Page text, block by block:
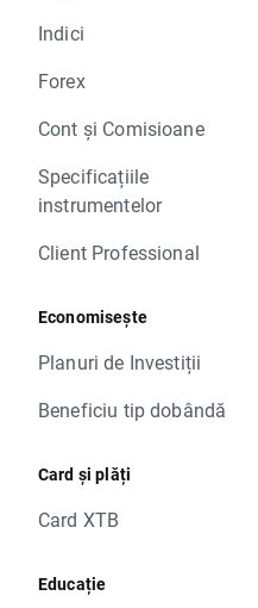
Indici
Forex
Cont și Comisioane
Specificațiile
instrumentelor
Client Professional
Economisește
Planuri de Investiții
Beneficiu tip dobândă
Card și plăți
Card XTB
Educație